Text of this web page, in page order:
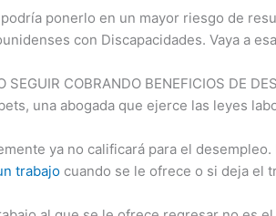
ponerlo en un mayor riesgo de
con Discapacidades. Vaya a
SEGUIR COBRANDO BENEFICIOS DE
una abogada que ejerce las leyes
ya no calificará para el
trabajo cuando se le ofrece o si deja el